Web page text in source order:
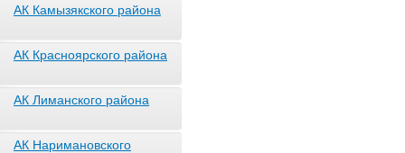
АК Камызякского района
АК Красноярского района
АК Лиманского района
АК Наримановского